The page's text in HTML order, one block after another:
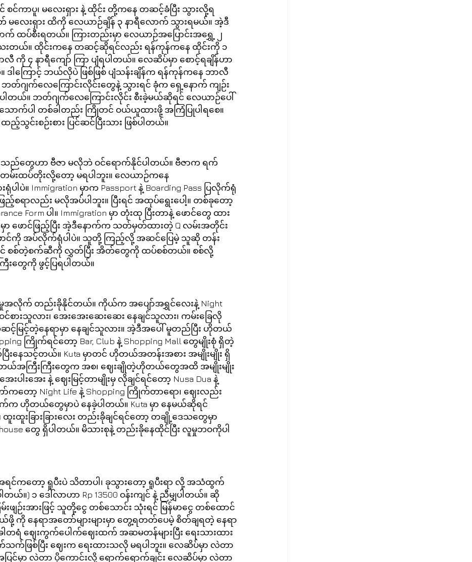
င်ကာပူ၊ မလေးရှား နဲ့ ထိုင်း တို့ကနေ တဆင့်ခံပြီး သွားလို့ရ
လေးရှား ထိကို လေယာဉ်ချိန် ၃ နာရီလောက် သွားရမယ်။ အဲ့ဒီ
ထပ်စီးရတယ်။ ကြားတည်းမှာ လေယာဉ်အပြောင်းအရွှေ့ ၂
သေးတယ်။ ထိုင်းကနေ တဆင့်ဆိုရင်လည်း ရန်ကုန်ကနေ ထိုင်းကို ၁
ကို ၄ နာရီကျော် ကြာ ပျံရပါတယ်။ လေဆိပ်မှာ စောင့်ရချိန်ဟာ
။ ဒါကြောင့် ဘယ်လိုပဲ ဖြစ်ဖြစ် ပျံသန်းချိန်က ရန်ကုန်ကနေ ဘာလီ
ဘတ်ဂျက်လေကြောင်းလိုင်းတွေနဲ့ သွားရင် ခုံက ရှေ့နောက် ကျဉ်း
တယ်။ ဘတ်ဂျက်လေကြောင်းလိုင်း စီးခဲ့မယ်ဆိုရင် လေယာဉ်ပေါ်
ောက်ပါ တစ်ခါတည်း ကြိုတင် ဝယ်ယူထားဖို့ အကြံပြုပါရစေ။
သွင်းစဉ်းစား ပြင်ဆင်ပြီးသား ဖြစ်ပါတယ်။
ရီးသည်တွေဟာ ဗီဇာ မလိုဘဲ ဝင်ရောက်နိုင်ပါတယ်။ ဗီဇာက ရက်
မ်းထပ်တိုးလို့တော့ မရပါဘူး။ လေယာဉ်ကနေ
ါပဲ။ Immigration မှာက Passport နဲ့ Boarding Pass ပြလိုက်ရုံ
ြည့်စရာလည်း မလိုအပ်ပါဘူး။ ပြီးရင် အထုပ်ရွေးပေါ့။ တစ်ခုတော့
Form ပါ။ Immigration မှာ တုံးထု ပြီးတာနဲ့ ဖောင်တွေ ထား
ာ ဖောင်ဖြည့်ပြီး အဲ့ဒီနောက်က သတ်မှတ်ထားတဲ့ Q လမ်းအတိုင်း
ောင်ကို အပ်လိုက်ရုံပါပဲ။ သူတို့ ကြည့်လို့ အဆင်ပြေမဲ့ သူဆို တန်း
င် စစ်တဲ့စက်ဆီကို လွှတ်ပြီး အိတ်တွေကို ထပ်စစ်တယ်။ စစ်လို့
းတွေကို ဖွင့်ပြရပါတယ်။
အလိုက် တည်းခိုနိုင်တယ်။ ကိုယ်က အပျော်အရွှင်လေးနဲ့ Night
ဝင်စားသူလား၊ အေးအေးဆေးဆေး နေချင်သူလား၊ ကမ်းခြေလို
အဆင့်မြင့်တဲ့နေရာမှာ နေချင်သူလား။ အဲ့ဒီအပေါ် မူတည်ပြီး ဟိုတယ်
ကြိုက်ရင်တော့ Bar, Club နဲ့ Shopping Mall တွေမျိုးစုံ ရှိတဲ့
နေသင့်တယ်။ Kuta မှာတင် ဟိုတယ်အတန်းအစား အမျိုးမျိုး ရှိ
အကြီးကြီးတွေက အစ၊ ဈေးချိုတဲ့ဟိုတယ်တွေအထိ အမျိုးမျိုး
ပါးအေး နဲ့ ဈေးမြင့်တာမျိုးမှ လိုချင်ရင်တော့ Nusa Dua နဲ့
ကတော့ Night Life နဲ့ Shopping ကြိုက်တာရော၊ ဈေးလည်း
က ဟိုတယ်တွေမှာပဲ နေခဲ့ပါတယ်။ Kuta မှာ နေမယ်ဆိုရင်
ထူးခြားခြားလေး တည်းခိုချင်ရင်တော့ တချို့ဒေသတွေမှာ
တွေ ရှိပါတယ်။ မိသားစုနဲ့ တည်းခိုနေထိုင်ပြီး လူမှုဘဝကိုပါ
အရင်ကတော့ ရူပီးပဲ သိတာပါ၊ ခုသွားတော့ ရူပီးရာ လို့ အသံထွက်
ယ်။) ၁ ဒေါ်လာဟာ Rp 13500 ဝန်းကျင် နဲ့ ညီမျှပါတယ်။ ဆို
းဖျဉ်းအားဖြင့် သူတို့ငွေ တစ်သောင်း သုံးရင် မြန်မာငွေ တစ်ထောင်
ကို နေရာအတော်များများမှာ တွေ့ရတတ်ပေမဲ့ စိတ်ချရတဲ့ နေရာ
တရံ ဈေးကွက်ပေါက်ဈေးထက် အဆမတန်များပြီး ရေးသားထား
က်ဖြစ်ပြီး ဈေးက ရေးထားသလို မရပါဘူး။ လေဆိပ်မှာ လဲတာ
ြင်မှာ လဲတာ ပိုကောင်းလို့ ရောက်ရောက်ချင်း လေဆိပ်မှာ လဲတာ